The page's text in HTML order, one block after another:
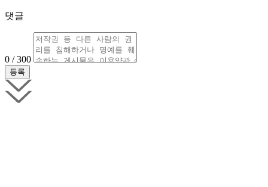
댓글
0 / 300